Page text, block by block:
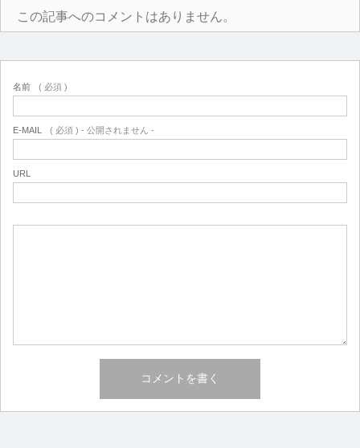
この記事へのコメントはありません。
名前 ( 必須 )
E-MAIL ( 必須 ) - 公開されません -
URL